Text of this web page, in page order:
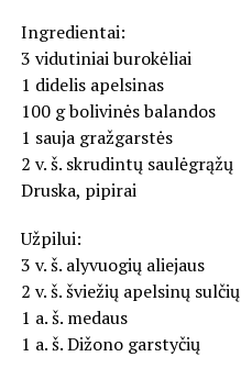
Ingredientai:
3 vidutiniai burokėliai
1 didelis apelsinas
100 g bolivinės balandos
1 sauja gražgarstės
2 v. š. skrudintų saulėgrąžų
Druska, pipirai
Užpilui:
3 v. š. alyvuogių aliejaus
2 v. š. šviežių apelsinų sulčių
1 a. š. medaus
1 a. š. Dižono garstyčių